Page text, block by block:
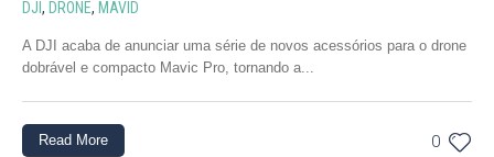
DJI , DRONE, MAVID
A DJI acaba de anunciar uma série de novos acessórios para o drone
dobrável e compacto Mavic Pro, tornando a...
0
Read More